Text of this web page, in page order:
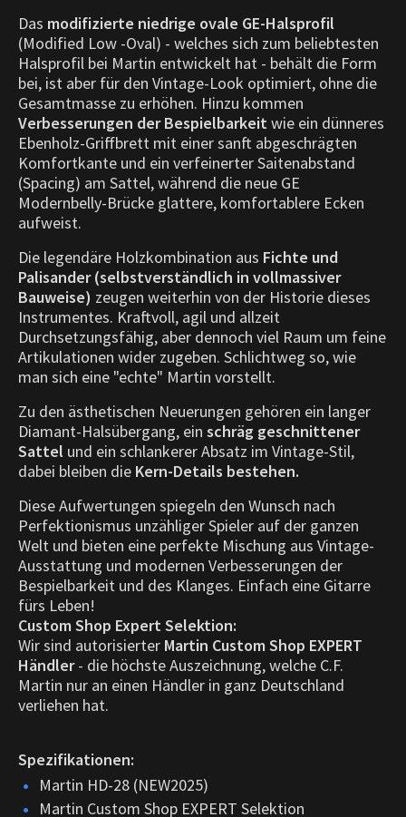
Das modifizierte niedrige ovale GE-Halsprofil
(Modified Low -Oval) - welches sich zum beliebtesten
Halsprofil bei Martin entwickelt hat - behält die Form
bei, ist aber für den Vintage-Look optimiert, ohne die
Gesamtmasse zu erhöhen. Hinzu kommen
Verbesserungen der Bespielbarkeitwie ein dünneres
Ebenholz-Griffbrett mit einer sanft abgeschrägten
Komfortkante und ein verfeinerter Saitenabstand
(Spacing) am Sattel, während die neue GE
Modernbelly-Brücke glattere, komfortablere Ecken
aufweist.
Die legendäre Holzkombination aus Fichte und
Palisander (selbstverständlich in vollmassiver
Bauweise) zeugen weiterhin von der Historie dieses
Instrumentes. Kraftvoll, agil und allzeit
Durchsetzungsfähig, aber dennoch viel Raum um feine
Artikulationen wider zugeben. Schlichtweg so, wie
man sich eine "echte" Martin vorstellt.
Zu den ästhetischen Neuerungen gehören ein langer
Diamant-Halsübergang, ein schräg geschnittener
Sattel und ein schlankerer Absatz im Vintage-Stil,
dabei bleiben die Kern-Details bestehen.
Diese Aufwertungen spiegeln den Wunsch nach
Perfektionismus unzähliger Spieler auf der ganzen
Welt und bieten eine perfekte Mischung aus Vintage-
Ausstattung und modernen Verbesserungen der
Bespielbarkeit und des Klanges. Einfach eine Gitarre
fürs Leben!
Custom Shop Expert Selektion:
Wir sind autorisierter Martin Custom Shop EXPERT
Händler- die höchste Auszeichnung, welche C.F.
Martin nur an einen Händler in ganz Deutschland
verliehen hat.
Spezifikationen:
Martin HD-28 (NEW2025)
Martin Custom Shop EXPERT Selektion